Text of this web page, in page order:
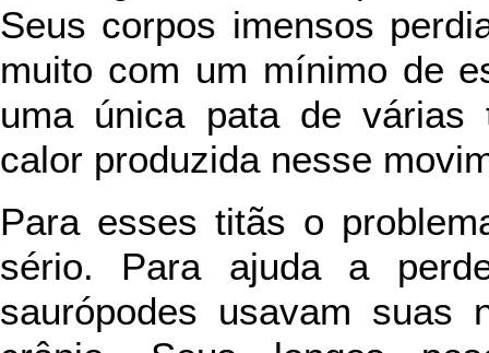
Seus corpos imensos
muito com um mínimo de
uma única pata de várias
calor produzida nesse
Para esses titãs o
sério. Para ajuda a
saurópodes usavam suas